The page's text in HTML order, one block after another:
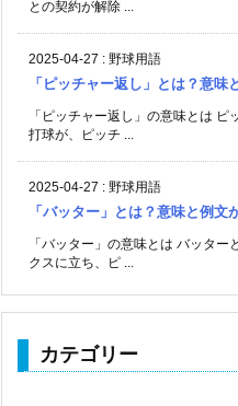
との契約が解除 ...
2025-04-27 : 野球用語
「ピッチャー返し」とは？意味
「ピッチャー返し」の意味とは
打球が、ピッチ ...
2025-04-27 : 野球用語
「バッター」とは？意味と例文
「バッター」の意味とは バッタ
クスに立ち、ピ ...
カテゴリー